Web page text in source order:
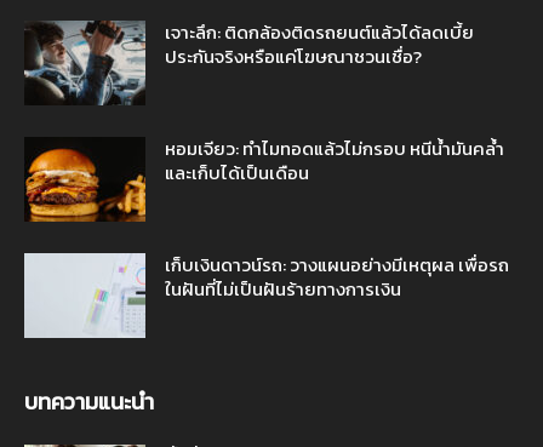
เจาะลึก: ติดกล้องติดรถยนต์แล้วได้ลดเบี้ย
ประกันจริงหรือแค่โฆษณาชวนเชื่อ?
หอมเจียว: ทำไมทอดแล้วไม่กรอบ หนีน้ำมันคล้ำ
และเก็บได้เป็นเดือน
เก็บเงินดาวน์รถ: วางแผนอย่างมีเหตุผล เพื่อรถ
ในฝันที่ไม่เป็นฝันร้ายทางการเงิน
บทความแนะนำ